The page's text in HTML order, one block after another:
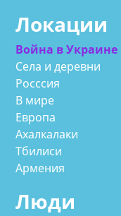
Локации
Война в Украине
Села и деревни
Росссия
В мире
Европа
Ахалкалаки
Тбилиси
Армения
Люди